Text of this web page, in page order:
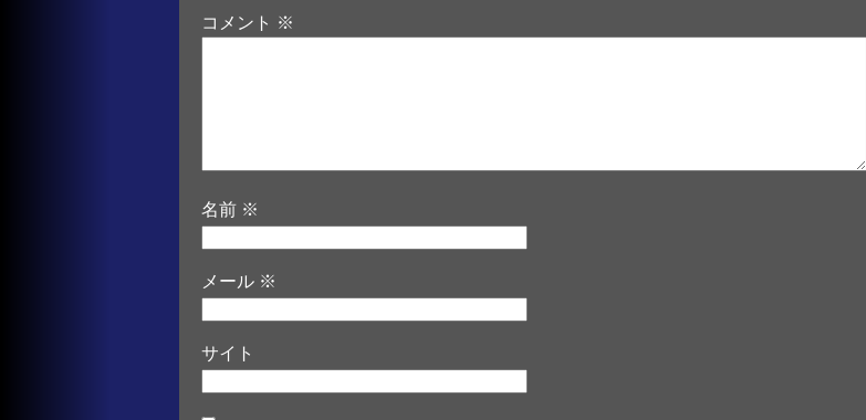
コメント ※
名前 ※
メール ※
サイト